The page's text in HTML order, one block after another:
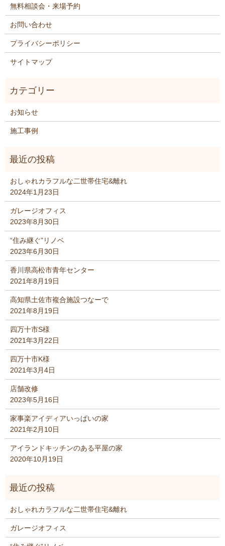
無料相談会・来場予約
お問い合わせ
プライバシーポリシー
サイトマップ
お知らせ
施工事例
おしゃれカラフルな二世帯住宅&離れ
2024年1月23日
ガレージオフィス
2023年8月30日
“住み継ぐ”リノベ
2023年6月30日
香川県高松市青年センター
2021年8月19日
高知県土佐市複合施設つなーで
2021年8月19日
四万十市S様
2021年3月22日
四万十市K様
2021年3月4日
店舗改修
2023年5月16日
家事楽アイディアいっぱいの家
2021年2月10日
アイランドキッチンのある平屋の家
2020年10月19日
おしゃれカラフルな二世帯住宅&離れ
ガレージオフィス